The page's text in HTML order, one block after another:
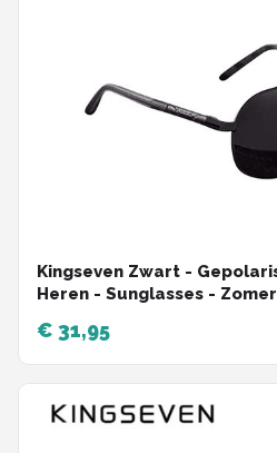
Kingseven Zwart -
Heren - Sunglasses -
€ 31,95